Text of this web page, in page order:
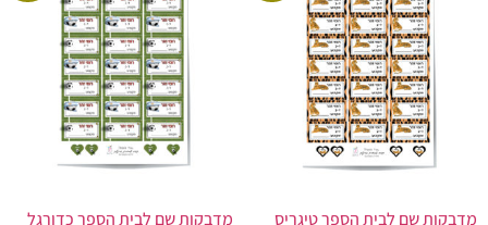
מדבקות שם לבית הספר טיגריס מדבקות שם לבית הספר כדורגל